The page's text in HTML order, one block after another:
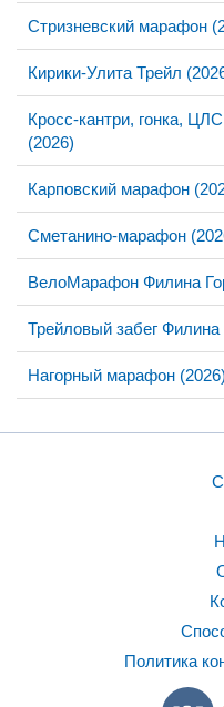
Стризневский марафон
Кирики-Улита Трейл
Кросс-кантри, гонка,
(2026)
Карповский марафон
Сметанино-марафон
ВелоМарафон Филина
Трейловый забег Филина
Нагорный марафон (2026)
Политика